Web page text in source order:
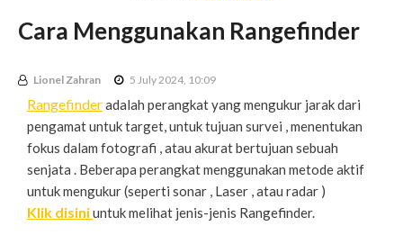
Cara Menggunakan Rangefinder
Lionel Zahran 5 July 2024, 10:09
Rangefinderadalah perangkat yang mengukur jarak dari
pengamat untuk target, untuk tujuan survei , menentukan
fokus dalam fotografi , atau akurat bertujuan sebuah
senjata . Beberapa perangkat menggunakan metode aktif
untuk mengukur (seperti sonar , Laser , atau radar )
Klik disiniuntuk melihat jenis-jenis Rangefinder.